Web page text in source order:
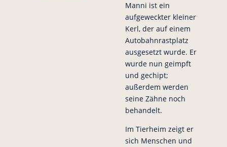
Manni ist ein
aufgeweckter kleiner
Kerl, der auf einem
Autobahnrastplatz
ausgesetzt wurde. Er
wurde nun geimpft
und gechipt;
außerdem werden
seine Zähne noch
behandelt.
Im Tierheim zeigt er
sich Menschen und